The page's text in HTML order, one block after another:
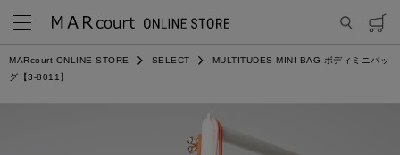
MARcourt ONLINE STORE SELECT
MULTITUDES MINI BAG ボディミニバッ
グ【3-8011】